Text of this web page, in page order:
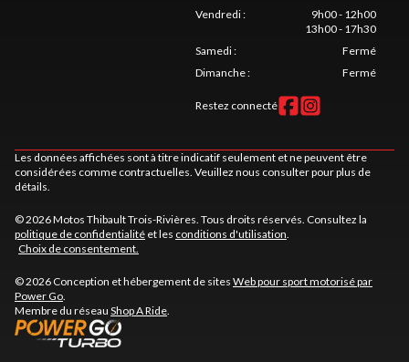
Vendredi:
9h00 - 12h00
13h00 - 17h30
Samedi:
Fermé
Dimanche: Fermé
Restez connecté
Les données affichées sont à titre indicatif seulement et ne peuvent être
considérées comme contractuelles. Veuillez nous consulter pour plus de
détails.
© 2026 Motos Thibault Trois-Rivières. Tous droits réservés. Consultez la
politique de confidentialité et les conditions d'utilisation
Choix de consentement.
© 2026 Conception et hébergement de sites Web pour sport motorisé par
Power Go
Membre du réseau Shop A Ride